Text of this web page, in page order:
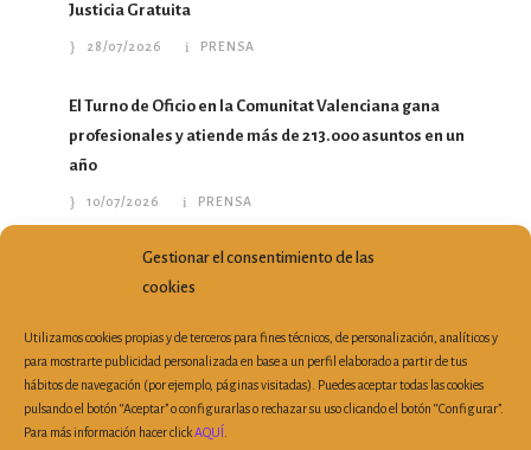
Gestionar el consentimiento de las
cookies
Utilizamos cookies propias y de terceros para fines técnicos, de personalización, analíticos y
para mostrarte publicidad personalizada en base a un perfil elaborado a partir de tus
hábitos de navegación (por ejemplo, páginas visitadas). Puedes aceptar todas las cookies
pulsando el botón “Aceptar” o configurarlas o rechazar su uso clicando el botón “Configurar”.
Para más información hacer clickAQUÍ
Justicia Gratuita
28/07/2026 PRENSA
El Turno de Oficio en la Comunitat Valenciana gana
profesionales y atiende más de 213.000 asuntos en un
año
10/07/2026 PRENSA
María del Mar García Calvo traslada a la Conselleria
nuevas propuestas para mejorar el ejercicio profesional